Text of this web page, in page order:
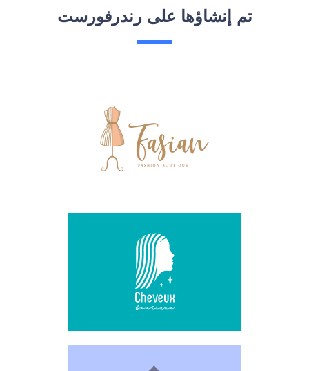
تم إنشاؤها على رندرفورست